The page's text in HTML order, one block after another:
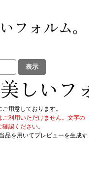
検索
表示
用意しております。
利用いただけません。文字の
認ください。
品を用いてプレビューを生成す